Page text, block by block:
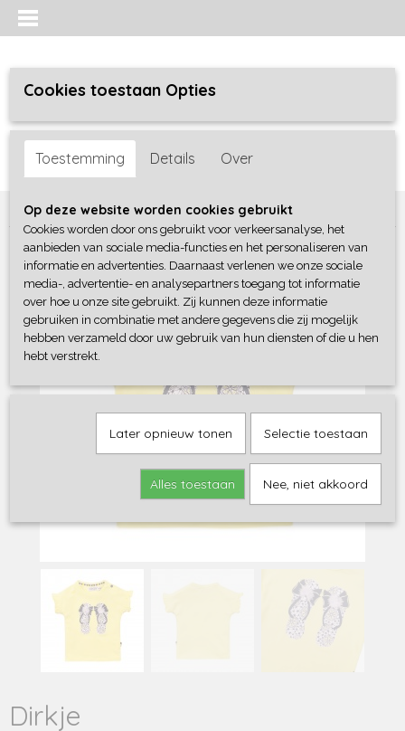
Inloggen Registreren
Home >Meisjes baby>shirts / tunieken>Dirkje
Dirkje
Cookies toestaan Opties
Toestemming Details Over
Op deze website worden cookies gebruikt
Cookies worden door ons gebruikt voor verkeersanalyse, het
aanbieden van sociale media-functies en het personaliseren van
informatie en advertenties. Daarnaast verlenen we onze sociale
media-, advertentie- en analysepartners toegang tot informatie
over hoe u onze site gebruikt. Zij kunnen deze informatie
gebruiken in combinatie met andere gegevens die zij mogelijk
hebben verzameld door uw gebruik van hun diensten of die u hen
hebt verstrekt.
Later opnieuw tonen Selectie toestaan
Alles toestaan Nee, niet akkoord